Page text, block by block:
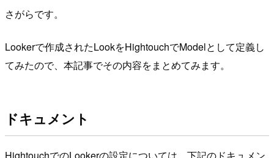
さがらです。
Lookerで作成されたLookをHightouchでModelとして定義し
てみたので、本記事でその内容をまとめてみます。
ドキュメント